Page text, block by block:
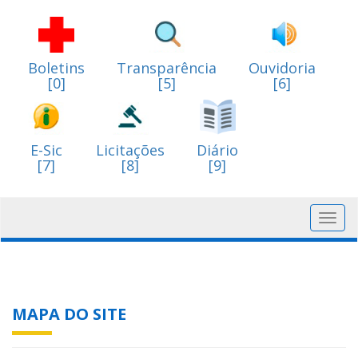
Boletins
[0]
Transparência
[5]
Ouvidoria
[6]
E-Sic
[7]
Licitações
[8]
Diário
[9]
MAPA DO SITE